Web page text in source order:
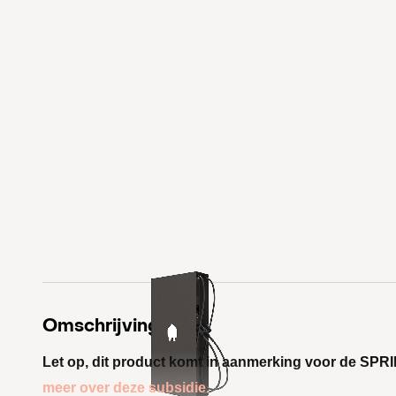
Omschrijving
Let op, dit product komt in aanmerking voor de
meer over deze subsidie.